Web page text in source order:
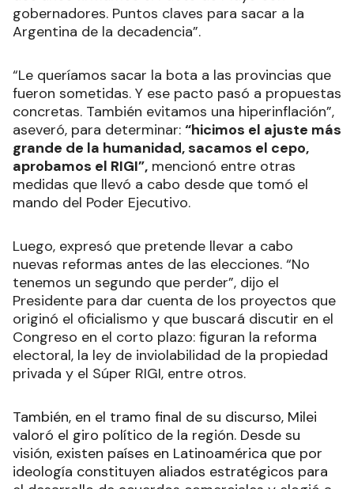
gobernadores. Puntos claves para sacar a la
Argentina de la decadencia”.
“Le queríamos sacar la bota a las provincias que
fueron sometidas. Y ese pacto pasó a propuestas
concretas. También evitamos una hiperinflación”,
aseveró, para determinar: “hicimos el ajuste más
grande de la humanidad, sacamos el cepo,
aprobamos el RIGI”, mencionó entre otras
medidas que llevó a cabo desde que tomó el
mando del Poder Ejecutivo.
Luego, expresó que pretende llevar a cabo
nuevas reformas antes de las elecciones. “No
tenemos un segundo que perder”, dijo el
Presidente para dar cuenta de los proyectos que
originó el oficialismo y que buscará discutir en el
Congreso en el corto plazo: figuran la reforma
electoral, la ley de inviolabilidad de la propiedad
privada y el Súper RIGI, entre otros.
También, en el tramo final de su discurso, Milei
valoró el giro político de la región. Desde su
visión, existen países en Latinoamérica que por
ideología constituyen aliados estratégicos para